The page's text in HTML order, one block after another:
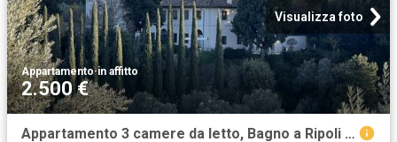
Visualizza foto
Appartamento·in affitto
2.500 €
Appartamento 3 camere da letto, Bagno a Ripoli Bagno a Ripoli 50012 DS100718375